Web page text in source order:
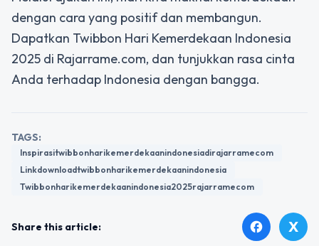
dengan cara yang positif dan membangun.
Dapatkan Twibbon Hari Kemerdekaan Indonesia
2025 di Rajarrame.com, dan tunjukkan rasa cinta
Anda terhadap Indonesia dengan bangga.
TAGS:
Inspirasitwibbonharikemerdekaanindonesiadirajarramecom
Linkdownloadtwibbonharikemerdekaanindonesia
Twibbonharikemerdekaanindonesia2025rajarramecom
Share this article: facebook X